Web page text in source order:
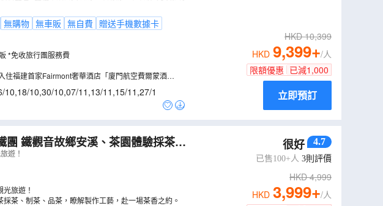
無購物 無車販 無自費 贈送手機數據卡
物、不車販 *免收旅行團服務費
福建首家Fairmont奢華酒店「廈門航空費爾蒙酒
全景飄窗，可飽覽五緣灣海景。酒店設施包括室內恆
底放鬆身心。
10,18/10,30/10,07/11 ,13/11 ,15/11 ,27/1
HKD10,399
HKD 9,399+/人
限額優惠 已減1,000
立即預訂
茶製
、半月山溫泉小鎮(包無限次浸泡
遊！
旅遊！
茶、制茶、品茶，瞭解製作工藝，赴一場茶香之約。
很好 4.7
已售100+人 3則評價
HKD4,999
HKD 3,999+/人